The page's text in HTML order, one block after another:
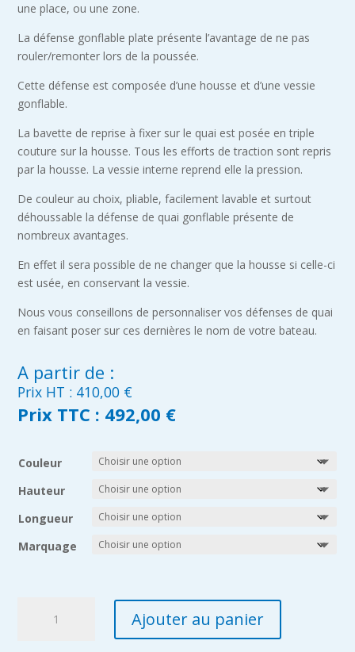
une place, ou une zone.
La défense gonflable plate présente l’avantage de ne pas
rouler/remonter lors de la poussée.
Cette défense est composée d’une housse et d’une vessie
gonflable.
La bavette de reprise à fixer sur le quai est posée en triple
couture sur la housse. Tous les efforts de traction sont repris
par la housse. La vessie interne reprend elle la pression.
De couleur au choix, pliable, facilement lavable et surtout
déhoussable la défense de quai gonflable présente de
nombreux avantages.
En effet il sera possible de ne changer que la housse si celle-ci
est usée, en conservant la vessie.
Nous vous conseillons de personnaliser vos défenses de quai
en faisant poser sur ces dernières le nom de votre bateau.
A partir de :
Prix HT : 410,00 €
Prix TTC : 492,00 €
Couleur
Hauteur
Longueur
Marquage
Ajouter au panier